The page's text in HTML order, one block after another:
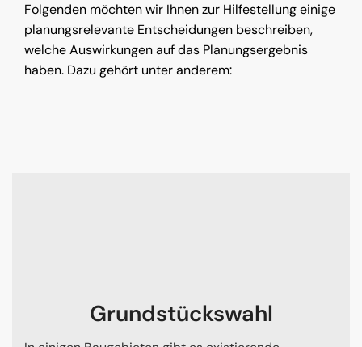
Folgenden möchten wir Ihnen zur Hilfestellung einige
planungsrelevante Entscheidungen beschreiben,
welche Auswirkungen auf das Planungsergebnis
haben. Dazu gehört unter anderem:
Grundstückswahl